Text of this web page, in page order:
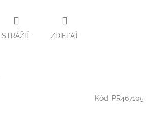
STRÁŽIŤ ZDIEĽAŤ
Kód: PR467105